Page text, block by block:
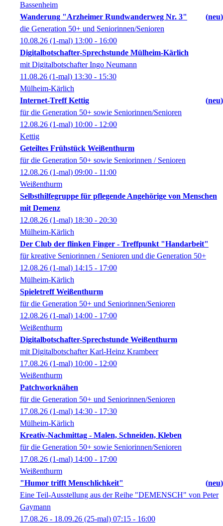
Bassenheim
Wanderung "Arzheimer Rundwanderweg Nr. 3"
neu
die Generation 50+ und Seniorinnen/Senioren
10.08.26 (1-mal) 13:00 - 16:00
Digitalbotschafter-Sprechstunde Mülheim-Kärlich
mit Digitalbotschafter Ingo Neumann
11.08.26 (1-mal) 13:30 - 15:30
Mülheim-Kärlich
Internet-Treff Kettig
neu
für die Generation 50+ sowie Seniorinnen/Senioren
12.08.26 (1-mal) 10:00 - 12:00
Kettig
Geteiltes Frühstück Weißenthurm
für die Generation 50+ sowie Seniorinnen / Senioren
12.08.26 (1-mal) 09:00 - 11:00
Weißenthurm
Selbsthilfegruppe für pflegende Angehörige von Menschen
mit Demenz
12.08.26 (1-mal) 18:30 - 20:30
Mülheim-Kärlich
Der Club der flinken Finger - Treffpunkt "Handarbeit"
für kreative Seniorinnen / Senioren und die Generation 50+
12.08.26 (1-mal) 14:15 - 17:00
Mülheim-Kärlich
Spieletreff Weißenthurm
für die Generation 50+ und Seniorinnen/Senioren
12.08.26 (1-mal) 14:00 - 17:00
Weißenthurm
Digitalbotschafter-Sprechstunde Weißenthurm
mit Digitalbotschafter Karl-Heinz Krambeer
17.08.26 (1-mal) 10:00 - 12:00
Weißenthurm
Patchworknähen
für die Generation 50+ und Seniorinnen/Senioren
17.08.26 (1-mal) 14:30 - 17:30
Mülheim-Kärlich
Kreativ-Nachmittag - Malen, Schneiden, Kleben
für die Generation 50+ sowie Seniorinnen/Senioren
17.08.26 (1-mal) 14:00 - 17:00
Weißenthurm
"Humor trifft Menschlichkeit"
neu
Eine Teil-Ausstellung aus der Reihe "DEMENSCH" von Peter
Gaymann
17.08.26 - 18.09.26 (25-mal) 07:15 - 16:00